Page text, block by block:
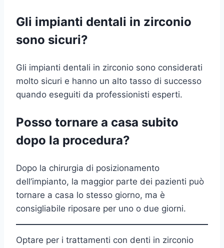
Gli impianti dentali in zirconio
sono sicuri?
Gli impianti dentali in zirconio sono considerati
molto sicuri e hanno un alto tasso di successo
quando eseguiti da professionisti esperti.
Posso tornare a casa subito
dopo la procedura?
Dopo la chirurgia di posizionamento
dell’impianto, la maggior parte dei pazienti può
tornare a casa lo stesso giorno, ma è
consigliabile riposare per uno o due giorni.
Optare per i trattamenti con denti in zirconio